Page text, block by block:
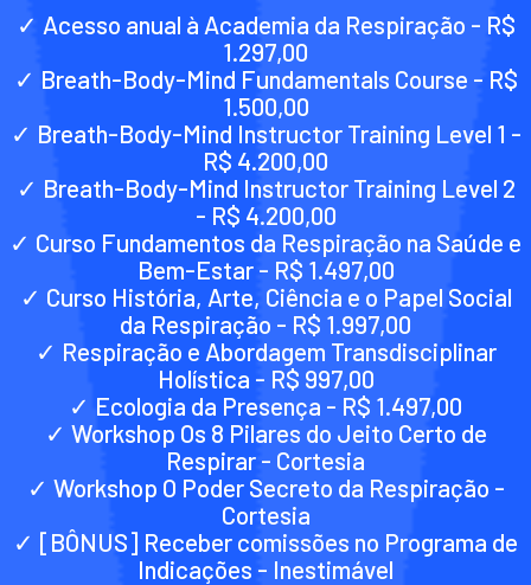
✓ Acesso anual à Academia da Respiração - R$
1.297,00
✓ Breath-Body-Mind Fundamentals Course - R$
1.500,00
✓ Breath-Body-Mind Instructor Training Level 1 -
R$ 4.200,00
✓ Breath-Body-Mind Instructor Training Level 2
- R$ 4.200,00
✓ Curso Fundamentos da Respiração na Saúde e
Bem-Estar - R$ 1.497,00
✓ Curso História, Arte, Ciência e o Papel Social
da Respiração - R$ 1.997,00
✓ Respiração e Abordagem Transdisciplinar
Holística - R$ 997,00
✓ Ecologia da Presença - R$ 1.497,00
✓ Workshop Os 8 Pilares do Jeito Certo de
Respirar - Cortesia
✓ Workshop O Poder Secreto da Respiração -
Cortesia
✓ [BÔNUS] Receber comissões no Programa de
Indicações - Inestimável